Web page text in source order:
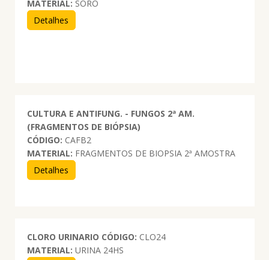
MATERIAL: SORO
Detalhes
CULTURA E ANTIFUNG. - FUNGOS 2ª AM.
(FRAGMENTOS DE BIÓPSIA)
CÓDIGO: CAFB2
MATERIAL: FRAGMENTOS DE BIOPSIA 2ª AMOSTRA
Detalhes
CLORO URINARIO CÓDIGO: CLO24
MATERIAL: URINA 24HS